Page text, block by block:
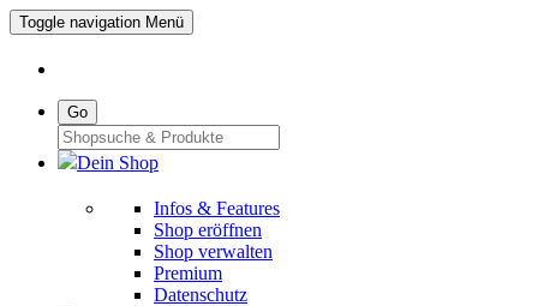
Toggle navigation Menü
Go
Dein Shop
Infos & Features
Shop eröffnen
Shop verwalten
Premium
Datenschutz